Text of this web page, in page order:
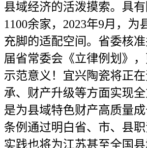
县域经济的活泼摸索。具
1100余家，2023年9月，为
充脚的适配空间。省委核
届省常委会《立律例划》
示范意义！宜兴陶瓷将正
承、财产升级等方面实现
是为县域特色财产高质量成
条例通过明白省、市、县
实践也将为江苏甚至全国